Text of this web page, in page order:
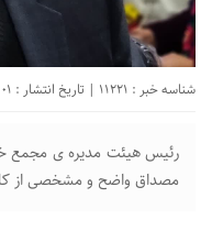
شناسه خبر : 11221 | تاریخ انتشار : 01 اسفند 1402 - 22:51 |
رئیس هیئت مدیره ی مجمع
مصداق واضح و مشخصی از